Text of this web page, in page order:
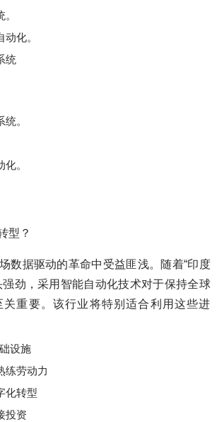
化。
统
。
。
型？
数据驱动的革命中受益匪浅。随着“印度
强劲，采用智能自动化技术对于保持全球
重要。该行业将特别适合利用这些进
设施
练劳动力
化转型
投资